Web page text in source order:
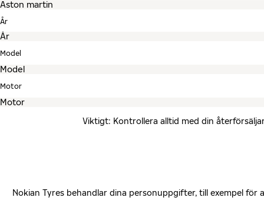
År
Model
Motor
Viktigt: Kontrollera alltid med din
Nokian Tyres behandlar dina personuppgifter, till exempel